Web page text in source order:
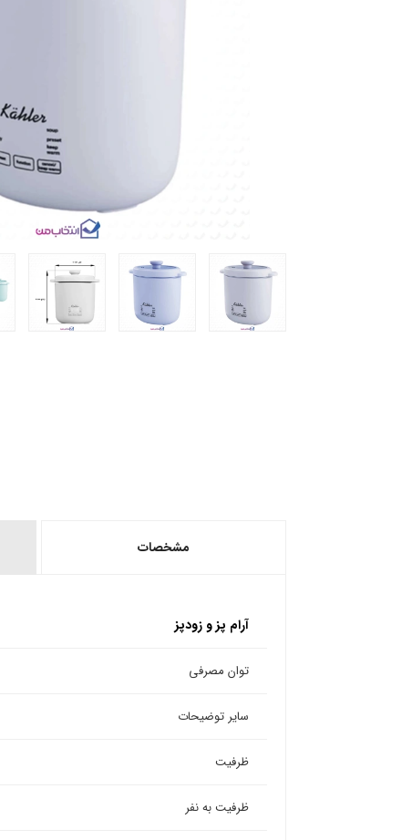
مشخصات
آرام پز و زودپز
توان مصرفی
سایر توضیحات
ظرفیت
ظرفیت به نفر